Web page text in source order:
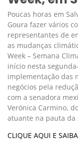
Poucas horas em
Goura fazer vários
representantes de
as mudanças
Week – Semana
início nesta
implementação das
negócios pela
com a senadora
Verónica Carmino,
atuante na pauta
CLIQUE AQUI E